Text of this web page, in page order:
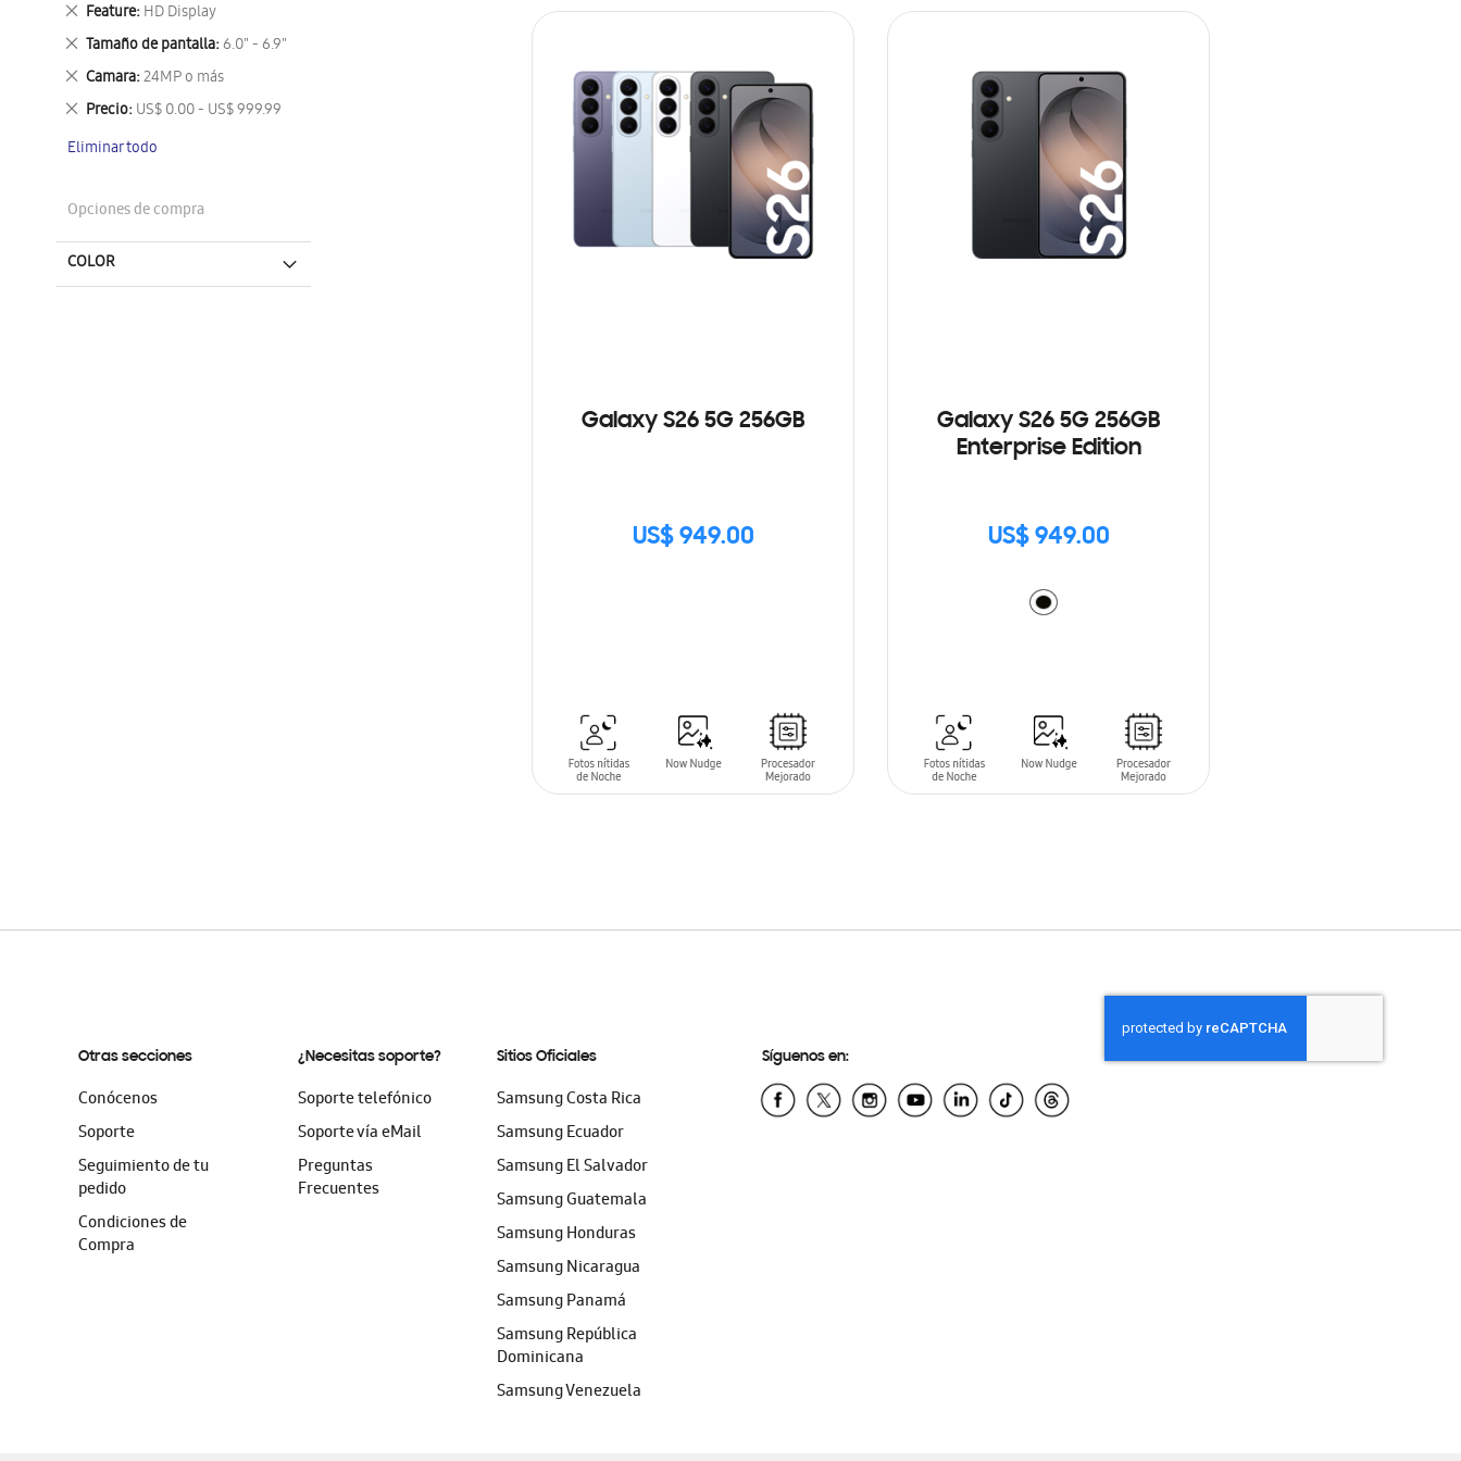
Galaxy S26 5G 256GB
US$ 949.00
SIN
Galaxy S26 5G 256GB
Enterprise Edition
US$ 949.00
artículo
Feature HD Display
Eliminar
este
artículo
Tamaño de pantalla 6.0" - 6.9"
Eliminar
este
artículo
Camara 24MP o más
Eliminar
este
artículo
Precio US$ 0.00 - US$ 999.99
Eliminar
artículo
Eliminar todo
Opciones de compra
COLOR
Otras secciones
Conócenos
Soporte
Seguimiento de tu
pedido
Condiciones de
Compra
¿Necesitas soporte?
Soporte telefónico
Soporte vía eMail
Preguntas
Frecuentes
Sitios Oficiales
Samsung Costa Rica
Samsung Ecuador
Samsung El Salvador
Samsung Guatemala
Samsung Honduras
Samsung Nicaragua
Samsung Panamá
Samsung República
Dominicana
Samsung Venezuela
Síguenos en: